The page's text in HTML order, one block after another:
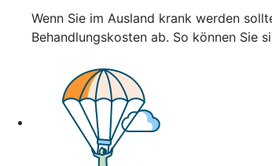
Wenn Sie im Ausland krank werden
Behandlungskosten ab. So können Sie